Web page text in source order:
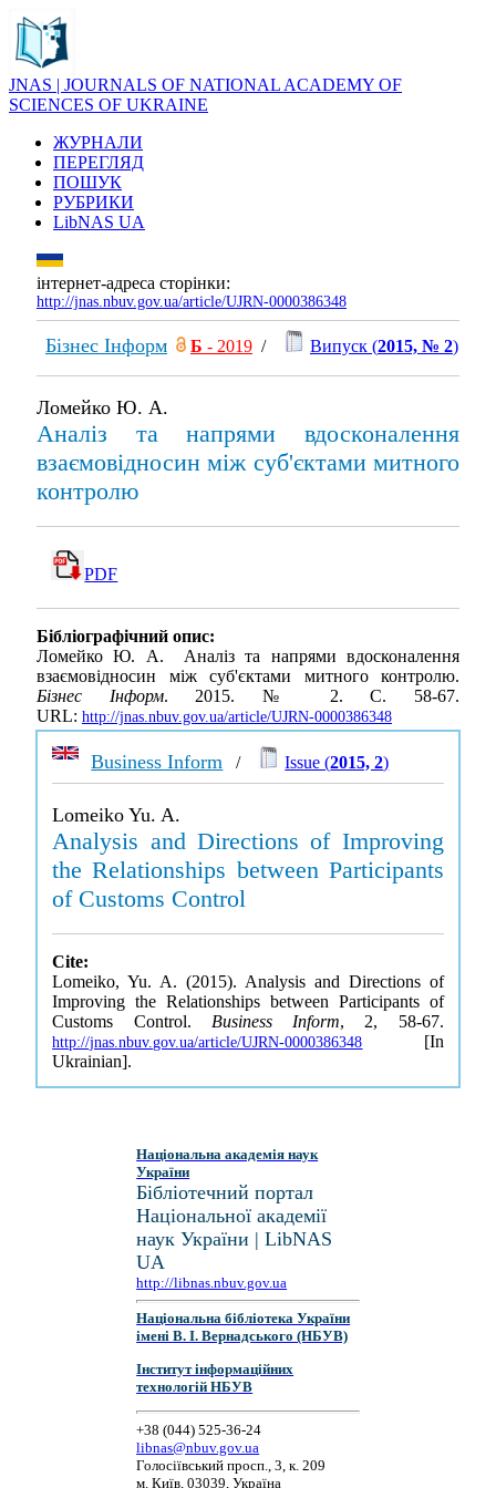
JNAS | JOURNALS OF NATIONAL ACADEMY OF
SCIENCES OF UKRAINE
ЖУРНАЛИ
ПЕРЕГЛЯД
ПОШУК
РУБРИКИ
LibNAS UA
інтернет-адреса сторінки:
http://jnas.nbuv.gov.ua/article/UJRN-0000386348
Бізнес Інформ Б - 2019 / Випуск (2015, № 2)
Ломейко Ю. А.
Аналіз та напрями вдосконалення
взаємовідносин між суб'єктами митного
контролю
PDF
Бібліографічний опис:
Ломейко Ю. А. Аналіз та напрями вдосконалення
взаємовідносин між суб'єктами митного контролю.
Бізнес Інформ. 2015. № 2. С. 58-67.
URL: http://jnas.nbuv.gov.ua/article/UJRN-0000386348
Business Inform / Issue (2015, 2)
Lomeiko Yu. A.
Analysis and Directions of Improving
the Relationships between Participants
of Customs Control
Cite:
Lomeiko, Yu. A. (2015). Analysis and Directions of
Improving the Relationships between Participants of
Customs Control. Business Inform, 2, 58-67.
http://jnas.nbuv.gov.ua/article/UJRN-0000386348 [In
Ukrainian].
Національна академія наук
України
Бібліотечний портал
Національної академії
наук України | LibNAS
UA
http://libnas.nbuv.gov.ua
Національна бібліотека України
імені В. І. Вернадського (НБУВ)
Інститут інформаційних
технологій НБУВ
+38 (044) 525-36-24
libnas@nbuv.gov.ua
Голосіївський просп., 3, к. 209
м. Київ, 03039, Україна